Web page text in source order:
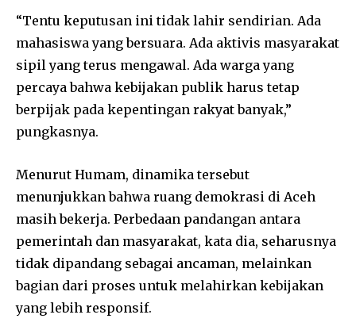
“Tentu keputusan ini tidak lahir sendirian. Ada
mahasiswa yang bersuara. Ada aktivis masyarakat
sipil yang terus mengawal. Ada warga yang
percaya bahwa kebijakan publik harus tetap
berpijak pada kepentingan rakyat banyak,”
pungkasnya.
Menurut Humam, dinamika tersebut
menunjukkan bahwa ruang demokrasi di Aceh
masih bekerja. Perbedaan pandangan antara
pemerintah dan masyarakat, kata dia, seharusnya
tidak dipandang sebagai ancaman, melainkan
bagian dari proses untuk melahirkan kebijakan
yang lebih responsif.